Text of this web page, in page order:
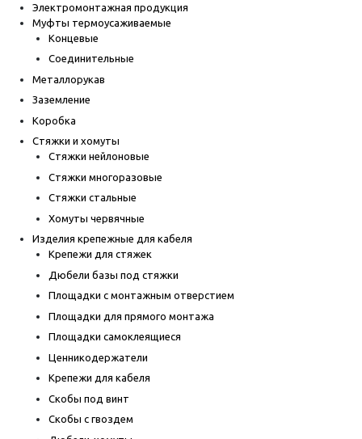
Электромонтажная продукция
Муфты термоусаживаемые
Концевые
Соединительные
Металлорукав
Заземление
Коробка
Стяжки и хомуты
Стяжки нейлоновые
Стяжки многоразовые
Стяжки стальные
Хомуты червячные
Изделия крепежные для кабеля
Крепежи для стяжек
Дюбели базы под стяжки
Площадки с монтажным отверстием
Площадки для прямого монтажа
Площадки самоклеящиеся
Ценникодержатели
Крепежи для кабеля
Скобы под винт
Скобы с гвоздем